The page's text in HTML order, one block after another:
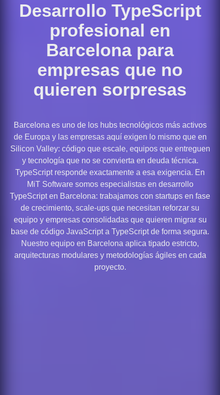
Desarrollo TypeScript
profesional en
Barcelona para
empresas que no
quieren sorpresas
Barcelona es uno de los hubs tecnológicos más activos
de Europa y las empresas aquí exigen lo mismo que en
Silicon Valley: código que escale, equipos que entreguen
y tecnología que no se convierta en deuda técnica.
TypeScript responde exactamente a esa exigencia. En
MiT Software somos especialistas en desarrollo
TypeScript en Barcelona: trabajamos con startups en fase
de crecimiento, scale-ups que necesitan reforzar su
equipo y empresas consolidadas que quieren migrar su
base de código JavaScript a TypeScript de forma segura.
Nuestro equipo en Barcelona aplica tipado estricto,
arquitecturas modulares y metodologías ágiles en cada
proyecto.